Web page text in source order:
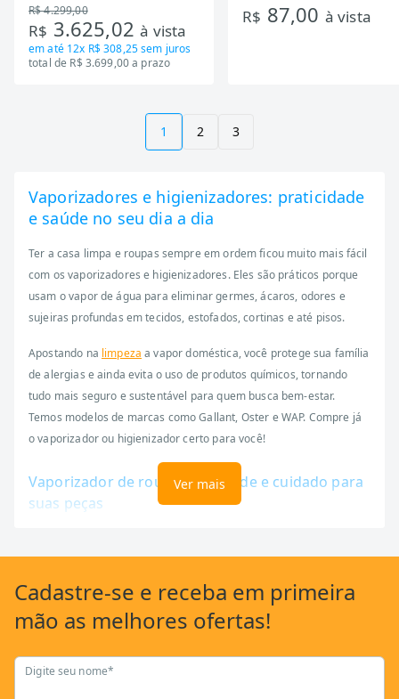
Tecnologia Inverter, Branco,
Bivolt
R$ 4.299,00
R$ 3.625,02à vista
em até 12x R$ 308,25sem juros
total de R$ 3.699,00 a prazo
R$ 87,00 à vista
1 2 3
Vaporizadores e higienizadores: praticidade
e saúde no seu dia a dia
Ter a casa limpa e roupas sempre em ordem ficou muito mais fácil
com os vaporizadores e higienizadores. Eles são práticos porque
usam o vapor de água para eliminar germes, ácaros, odores e
sujeiras profundas em tecidos, estofados, cortinas e até pisos.
Apostando na limpeza a vapor doméstica, você protege sua família
de alergias e ainda evita o uso de produtos químicos, tornando
tudo mais seguro e sustentável para quem busca bem-estar.
Temos modelos de marcas como Gallant, Oster e WAP. Compre já
o vaporizador ou higienizador certo para você!
Vaporizador de roupas: agilidade e cuidado para
suas peças
aquelas peças mais delicadas. Com poucos movimentos, você
elimina amassados, preserva os tecidos e neutraliza odores
tudo sem produtos químicos. Ele também remove ácaros, sendo
ótimo para quem quer alternativas ao ferro de passar.
Higienizador a vapor: limpeza profunda sem
Ver mais
Cadastre-se e receba em primeira
mão as melhores ofertas!
Digite seu nome*